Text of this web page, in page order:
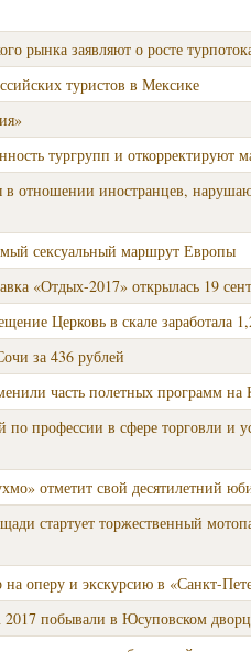
рынка заявляют о росте
туристов в Мексике
тургрупп и откорректируют
отношении иностранцев,
сексуальный маршрут Европы
«Отдых-2017» открылась 19
Церковь в скале заработала
за 436 рублей
часть полетных программ на
профессии в сфере торговли и
отметит свой десятилетний
стартует торжественный
оперу и экскурсию в «Санкт-
2017 побывали в Юсуповском